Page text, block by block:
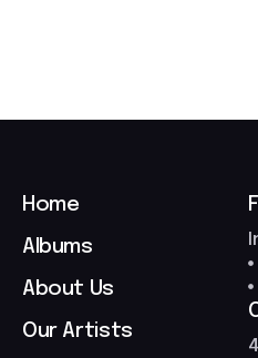
Home
Albums
About Us
Our Artists